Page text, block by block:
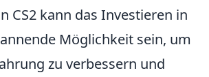
CS2 kann das Investieren in
Möglichkeit sein, um
zu verbessern und